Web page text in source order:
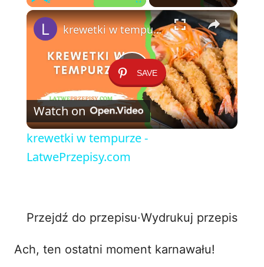
Fullscreen ×
SAVE
P
l
V
krewetki w tempurze - LatwePrzepisy.com
Watch on
krewetki w tempurze -
LatwePrzepisy.com
Przejdź do przepisu·Wydrukuj przepis
Ach, ten ostatni moment karnawału!